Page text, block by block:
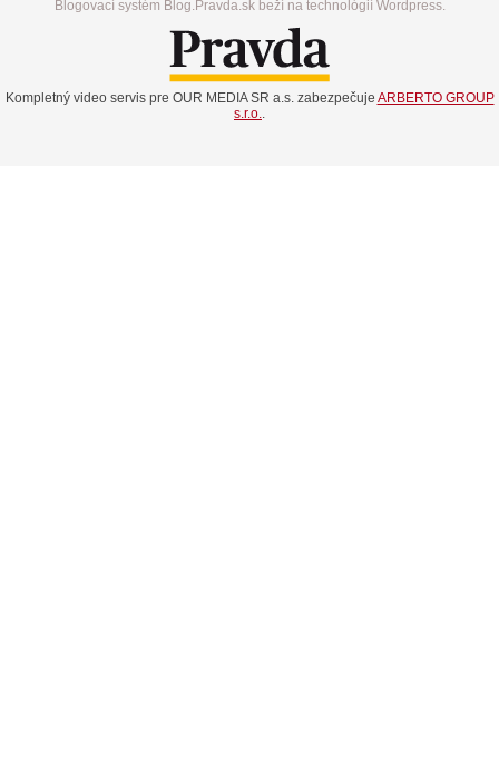
Blogovací systém Blog.Pravda.sk beží na technológií Wordpress.
Kompletný video servis pre OUR MEDIA SR a.s. zabezpečuje ARBERTO GROUP
s.r.o..